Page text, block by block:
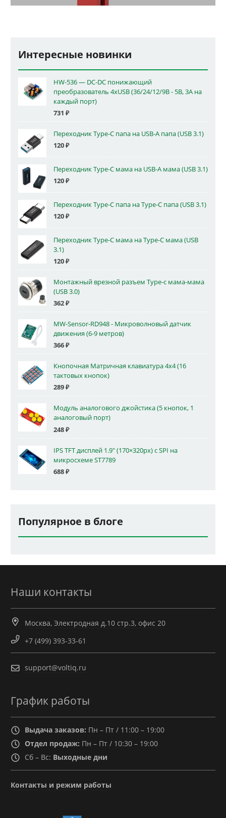
Интересные новинки
HW-536 — DC-DC понижающий
преобразователь 4xUSB (36/24/12/9В - 5В, 3А на
каждый порт)
731 ₽
Переходник Type-C папа на USB-A папа (USB 3.1)
120₽
Переходник Type-C мама на USB-A мама (USB 3.1)
120₽
Переходник Type-C папа на Type-C папа (USB 3.1)
120₽
Переходник Type-C мама на Type-C мама (USB
3.1)
120₽
Монтажный врезной разъем Type-c мама-мама
(USB 3.0)
362₽
MW-Sensor-RD948 - Микроволновый датчик
движения (6-9 метров)
366₽
Кнопочная Матричная клавиатура 4x4 (16
тактовых кнопок)
289₽
Модуль аналогового джойстика (5 кнопок, 1
аналоговый порт)
248₽
IPS TFT дисплей 1.9" (170×320px) с SPI на
микросхеме ST7789
688₽
Популярное в блоге
Наши контакты
Москва, Электродная д.10 стр.3, офис 20
+7 (499) 393-33-61
support@voltiq.ru
График работы
Выдача заказов: Пн – Пт / 11:00 – 19:00
Отдел продаж: Пн – Пт / 10:30 – 19:00
Сб – Вс: Выходные дни
Контакты и режим работы